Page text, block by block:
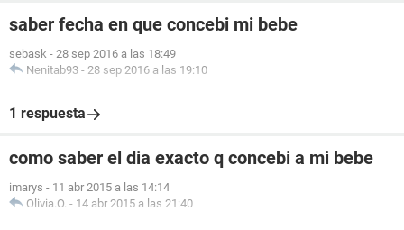
saber fecha en que concebi mi bebe
sebask - 28 sep 2016 a las 18:49
Nenitab93 - 28 sep 2016 a las 19:10
1 respuesta
como saber el dia exacto q concebi a mi bebe
imarys - 11 abr 2015 a las 14:14
Olivia.O. - 14 abr 2015 a las 21:40